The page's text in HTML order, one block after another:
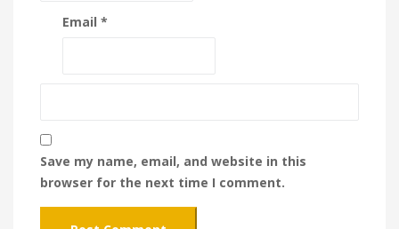
Email *
Save my name, email, and website in this
browser for the next time I comment.